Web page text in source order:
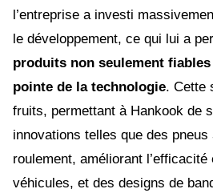
l’entreprise a investi
le développement, ce qui lui a
produits non seulement
pointe de la technologie. Cette
fruits, permettant à Hankook de
innovations telles que des
roulement, améliorant l’efficacité
véhicules, et des designs de